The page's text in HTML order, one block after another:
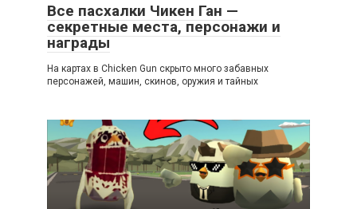
Все пасхалки Чикен Ган —
секретные места, персонажи и
награды
На картах в Chicken Gun скрыто много забавных
персонажей, машин, скинов, оружия и тайных